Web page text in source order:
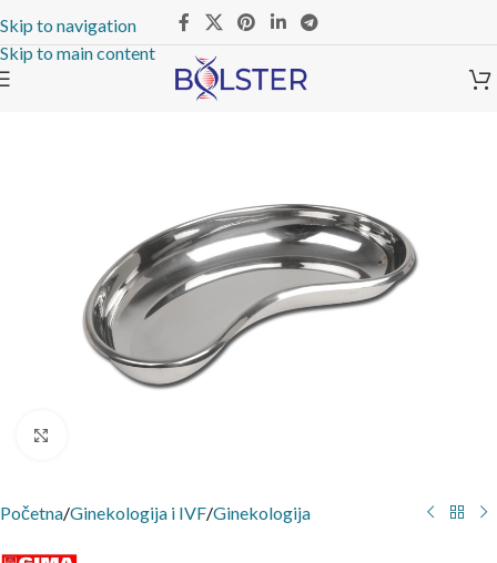
Skip to navigation
Skip to main content
Početna/Ginekologija i IVF/Ginekologija